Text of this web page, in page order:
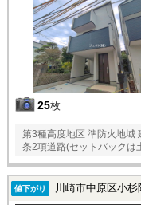
25枚
第3種高度地区 準防火地域
条2項道路(セットバックは
値下がり 川崎市中原区小